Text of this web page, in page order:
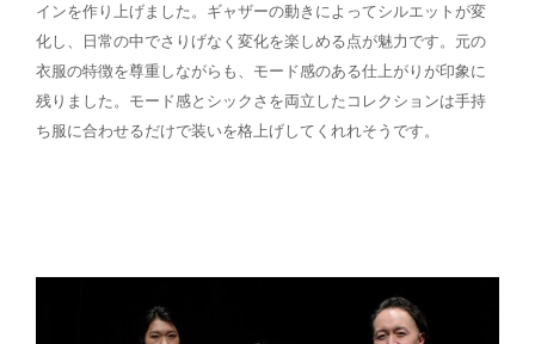
インを作り上げました。ギャザーの動きによってシルエットが変
化し、日常の中でさりげなく変化を楽しめる点が魅力です。元の
衣服の特徴を尊重しながらも、モード感のある仕上がりが印象に
残りました。モード感とシックさを両立したコレクションは手持
ち服に合わせるだけで装いを格上げしてくれれそうです。